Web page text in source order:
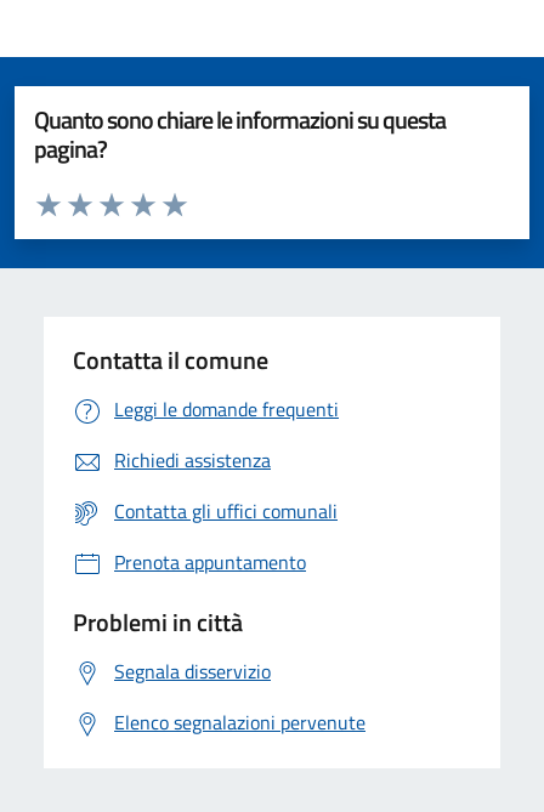
Quanto sono chiare le informazioni su questa
pagina?
Valuta da 1 a 5 stelle la pagina
Valuta 5 stelle su 5
Valuta 4 stelle su 5
Valuta 3 stelle su 5
Valuta 2 stelle su 5
Valuta 1 stelle su 5
Contatta il comune
Leggi le domande frequenti
Richiedi assistenza
Contatta gli uffici comunali
Prenota appuntamento
Problemi in città
Segnala disservizio
Elenco segnalazioni pervenute